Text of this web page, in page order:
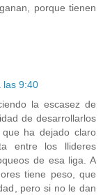
porque tienen
las 9:40
la escasez de
de desarrollarlos
ha dejado claro
entre los llideres
de esa liga. A
tiene peso, que
pero si no le dan